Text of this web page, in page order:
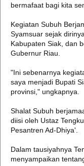
bermafaat bagi kita
Kegiatan Subuh
Syamsuar sejak
Kabupaten Siak, dan
Gubernur Riau.
"Ini sebenarnya
saya menjadi Bupati
provinsi," ungkapnya.
Shalat Subuh
diisi oleh Ustaz
Pesantren Ad-Dhiya'.
Dalam tausiyahnya
menyampaikan